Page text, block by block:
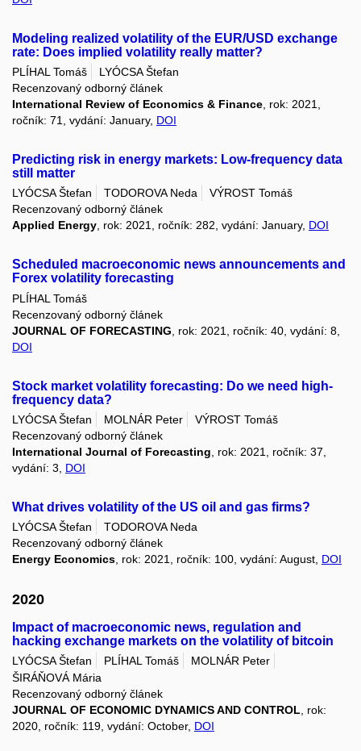
Modeling realized volatility of the EUR/USD exchange
rate: Does implied volatility really matter?
PLÍHAL Tomáš
LYÓCSA Štefan
Recenzovaný odborný článek
International Review of Economics & Finance , rok: 2021,
ročník: 71, vydání: January, DOI
Predicting risk in energy markets: Low-frequency data
still matter
LYÓCSA Štefan TODOROVA Neda
VÝROST Tomáš
Recenzovaný odborný článek
Applied Energy, rok: 2021, ročník: 282, vydání: January, DOI
Scheduled macroeconomic news announcements and
Forex volatility forecasting
PLÍHAL Tomáš
Recenzovaný odborný článek
JOURNAL OF FORECASTING , rok: 2021, ročník: 40, vydání: 8,
DOI
Stock market volatility forecasting: Do we need high-
frequency data?
LYÓCSA Štefan MOLNÁR Peter
VÝROST Tomáš
Recenzovaný odborný článek
International Journal of Forecasting , rok: 2021, ročník: 37,
vydání: 3, DOI
What drives volatility of the US oil and gas firms?
LYÓCSA Štefan
TODOROVA Neda
Recenzovaný odborný článek
Energy Economics, rok: 2021, ročník: 100, vydání: August, DOI
2020
Impact of macroeconomic news, regulation and
hacking exchange markets on the volatility of bitcoin
LYÓCSA Štefan PLÍHAL Tomáš
MOLNÁR Peter
ŠIRÁŇOVÁ Mária
Recenzovaný odborný článek
JOURNAL OF ECONOMIC DYNAMICS AND CONTROL, rok:
2020, ročník: 119, vydání: October, DOI